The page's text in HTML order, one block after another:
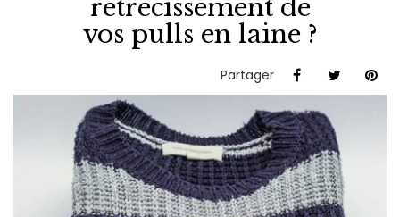
rétrécissement de
vos pulls en laine ?
Partager